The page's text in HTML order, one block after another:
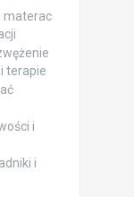
materac
terapie
i
i